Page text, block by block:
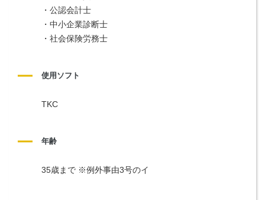
・公認会計士
・中小企業診断士
・社会保険労務士
使用ソフト
TKC
年齢
35歳まで ※例外事由3号のイ